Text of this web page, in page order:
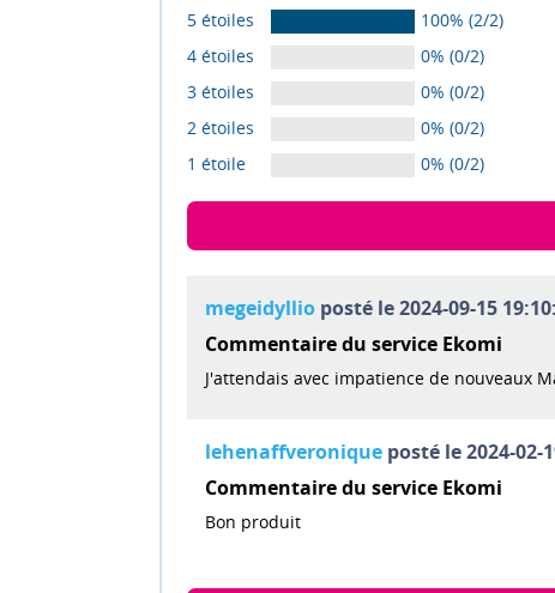
5 étoiles
100% (2/2)
4 étoiles
0% (0/2)
3 étoiles
0% (0/2)
2 étoiles
0% (0/2)
1 étoile
0% (0/2)
megeidyllio posté le 2024-09-15
Commentaire du service Ekomi
J'attendais avec impatience de nouveaux
lehenaffveronique posté le 2024-02-
Commentaire du service Ekomi
Bon produit